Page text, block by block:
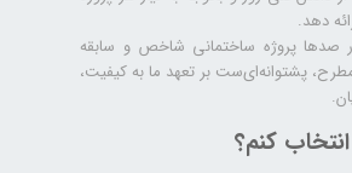
دهد.
صدها پروژه‌ ساختمانی شاخص و سابقه
پشتوانه‌ای‌ست بر تعهد ما به کیفیت،
کنم؟